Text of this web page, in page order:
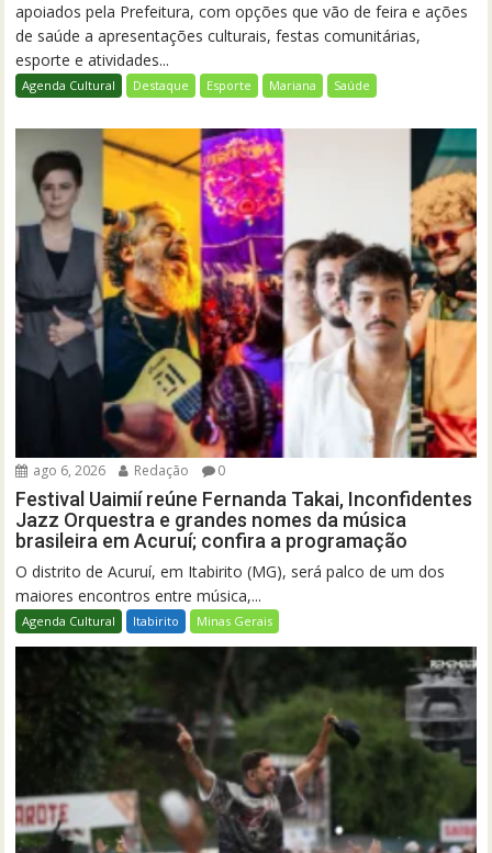
apoiados pela Prefeitura, com opções que vão de feira e ações
de saúde a apresentações culturais, festas comunitárias,
esporte e atividades...
Agenda Cultural Destaque Esporte Mariana Saúde
ago 6, 2026 Redação 0
Festival Uaimií reúne Fernanda Takai, Inconfidentes
Jazz Orquestra e grandes nomes da música
brasileira em Acuruí; confira a programação
O distrito de Acuruí, em Itabirito (MG), será palco de um dos
maiores encontros entre música,...
Agenda Cultural Itabirito Minas Gerais